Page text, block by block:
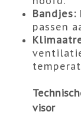
Bandjes:
passen
visor